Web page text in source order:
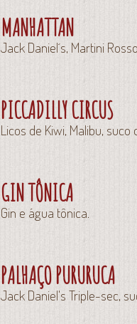
MANHATTAN
Jack Daniel´s, Martini
PICCADILLY CIRCUS
Licos de Kiwi, Malibu, suco
GIN TÔNICA
Gin e água tônica.
PALHAÇO PURURUCA
Jack Daniel's Triple-sec,